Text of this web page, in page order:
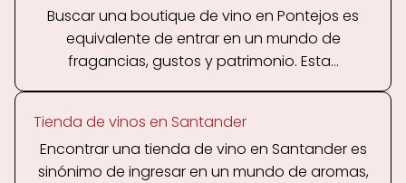
Buscar una boutique de vino en Pontejos es
equivalente de entrar en un mundo de
fragancias, gustos y patrimonio. Esta...
Tienda de vinos en Santander
Encontrar una tienda de vino en Santander es
sinónimo de ingresar en un mundo de aromas,